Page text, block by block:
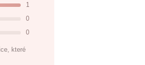
1
0
0
které